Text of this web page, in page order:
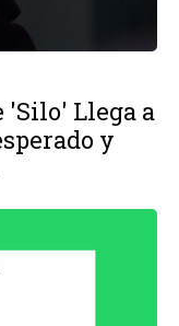
'Silo' Llega a
y